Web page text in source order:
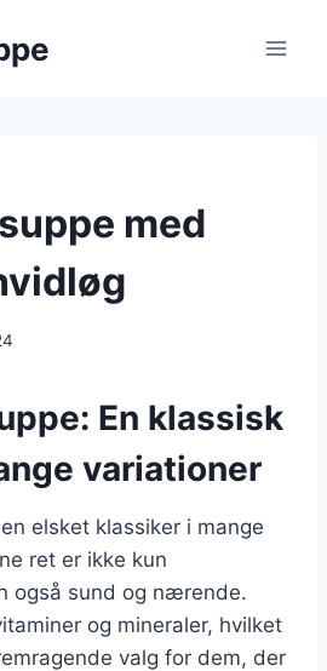
med
En klassisk
variationer
elsket klassiker i mange
ret er ikke kun
også sund og nærende.
og mineraler, hvilket
valg for dem, der